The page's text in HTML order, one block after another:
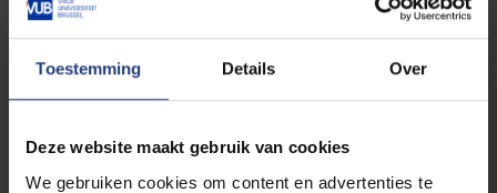
Toestemming Details Over
Deze website maakt gebruik van cookies
We gebruiken cookies om content en advertenties te
De volledige URL van de pagina waar je de fout zag.